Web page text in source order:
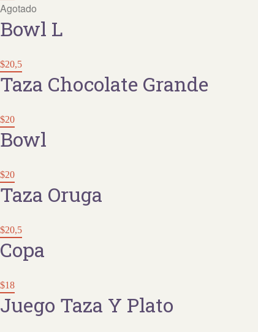
Agotado
Bowl L
$20,5
Taza Chocolate Grande
$20
Bowl
$20
Taza Oruga
$20,5
Copa
$18
Juego Taza Y Plato